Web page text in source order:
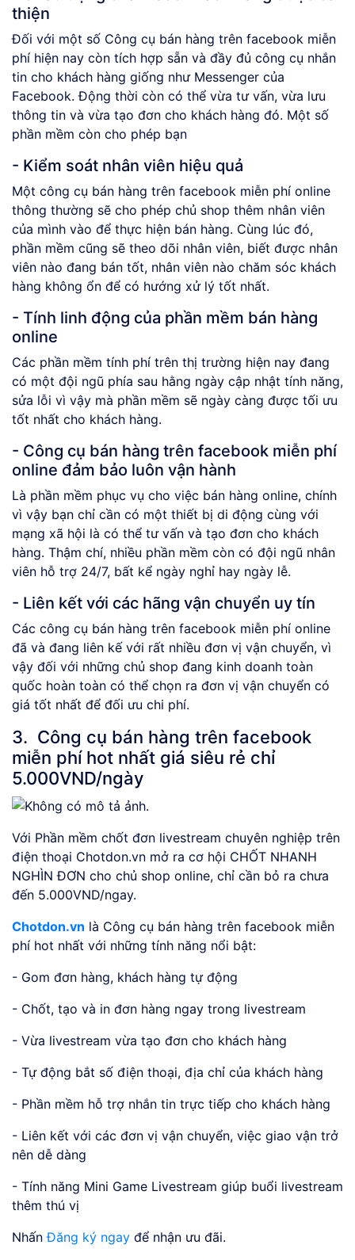
thiện
Đối với một số Công cụ bán hàng trên facebook miễn
phí hiện nay còn tích hợp sẵn và đầy đủ công cụ nhắn
tin cho khách hàng giống như Messenger của
Facebook. Động thời còn có thể vừa tư vấn, vừa lưu
thông tin và vừa tạo đơn cho khách hàng đó. Một số
phần mềm còn cho phép bạn
- Kiểm soát nhân viên hiệu quả
Một công cụ bán hàng trên facebook miễn phí online
thông thường sẽ cho phép chủ shop thêm nhân viên
của mình vào để thực hiện bán hàng. Cùng lúc đó,
phần mềm cũng sẽ theo dõi nhân viên, biết được nhân
viên nào đang bán tốt, nhân viên nào chăm sóc khách
hàng không ổn để có hướng xử lý tốt nhất.
- Tính linh động của phần mềm bán hàng
online
Các phần mềm tính phí trên thị trường hiện nay đang
có một đội ngũ phía sau hằng ngày cập nhật tính năng,
sửa lỗi vì vậy mà phần mềm sẽ ngày càng được tối ưu
tốt nhất cho khách hàng.
- Công cụ bán hàng trên facebook miễn phí
online đảm bảo luôn vận hành
Là phần mềm phục vụ cho việc bán hàng online, chính
vì vậy bạn chỉ cần có một thiết bị di động cùng với
mạng xã hội là có thể tư vấn và tạo đơn cho khách
hàng. Thậm chí, nhiều phần mềm còn có đội ngũ nhân
viên hỗ trợ 24/7, bất kể ngày nghỉ hay ngày lễ.
- Liên kết với các hãng vận chuyển uy tín
Các công cụ bán hàng trên facebook miễn phí online
đã và đang liên kế với rất nhiều đơn vị vận chuyển, vì
vậy đối với những chủ shop đang kinh doanh toàn
quốc hoàn toàn có thể chọn ra đơn vị vận chuyển có
giá tốt nhất để đối ưu chi phí.
3. Công cụ bán hàng trên facebook
miễn phí hot nhất giá siêu rẻ chỉ
5.000VND/ngày
Với Phần mềm chốt đơn livestream chuyên nghiệp trên
điện thoại Chotdon.vn mở ra cơ hội CHỐT NHANH
NGHÌN ĐƠN cho chủ shop online, chỉ cần bỏ ra chưa
đến 5.000VND/ngay.
Chotdon.vn là Công cụ bán hàng trên facebook miễn
phí hot nhất với những tính năng nổi bật:
- Gom đơn hàng, khách hàng tự động
- Chốt, tạo và in đơn hàng ngay trong livestream
- Vừa livestream vừa tạo đơn cho khách hàng
- Tự động bắt số điện thoại, địa chỉ của khách hàng
- Phần mềm hỗ trợ nhắn tin trực tiếp cho khách hàng
- Liên kết với các đơn vị vận chuyển, việc giao vận trở
nên dễ dàng
- Tính năng Mini Game Livestream giúp buổi livestream
thêm thú vị
NhấnĐăng ký ngay để nhận ưu đãi.